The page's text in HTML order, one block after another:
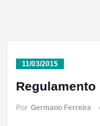
11/03/2015
Por Germano Ferreira